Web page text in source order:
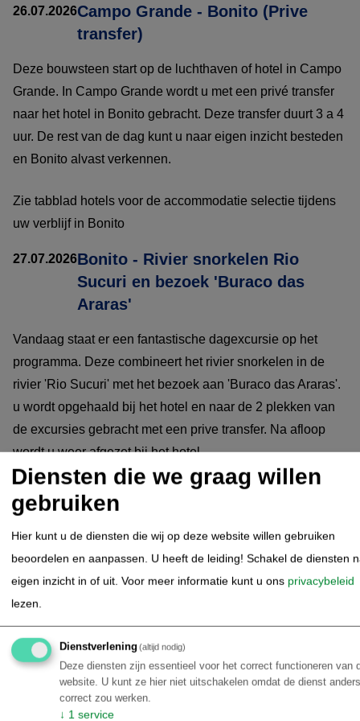
26.07.2026Campo Grande - Bonito (Prive
transfer)
Deze bouwsteen start op de luchthaven of hotel in Campo
Grande. In Campo Grande wordt u met een privé transfer
naar het hotel in Bonito gebracht. Deze transfer duurt 3 a 4
uur. De rest van de dag kunt u naar eigen inzicht besteden
en Bonito alvast verkennen.
Zie tabblad hotels voor de accommodatie selectie tijdens
uw verblijf in Bonito
27.07.2026Bonito - Rivier snorkelen Rio
Sucuri en bezoek 'Buraco das
Araras'
Vandaag staat er een fantastische dagexcursie op het
programma. Deze combineert het rivier snorkelen in de
rivier 'Rio Sucuri' met het bezoek aan 'Buraco das Araras'.
u wordt opgehaald bij het hotel en naar de 2 plekken van
de excursies gebracht met een prive transfer. Na afloop
wordt u weer afgezet bij het hotel.
28.07.2026 Zuidelijke Pantanal (4-daagse
Pantanal Cerrado expeditie)
Dag 01: Campo Grande - Rio Verde - Aankomst en de
natuur van Rio Verde
Ochtend:Ontmoeting met de gids in Campo Grande op de
luchthaven of bij het hotel indien u daar al overnacht.
Transfer:Per landtransfer (auto, SUV of busje) naar
Pousada Paraíso in Rio Verde de Mato Grosso (MS). De rit
Diensten die we graag willen
gebruiken
Hier kunt u de diensten die wij op deze website willen gebruiken
beoordelen en aanpassen. U heeft de leiding! Schakel de diensten
eigen inzicht in of uit. Voor meer informatie kunt u ons privacybeleid
lezen.
Dienstverlening(altijd nodig)
Deze diensten zijn essentieel voor het correct functioneren van
website. U kunt ze hier niet uitschakelen omdat de dienst
correct zou werken.
↓ 1 service